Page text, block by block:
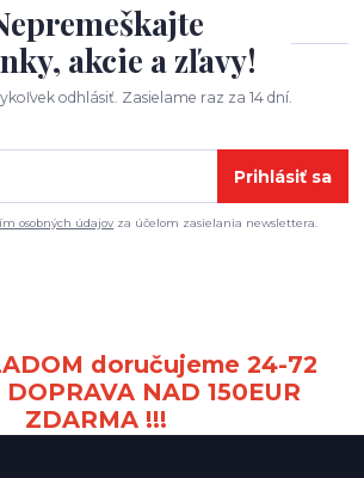
akcie a zľavy!
odhlásiť. Zasielame raz za 14 dní.
Prihlásiť sa
osobných údajov za účelom zasielania newslettera.
doručujeme 24-72
NAD 150EUR
ZDARMA !!!